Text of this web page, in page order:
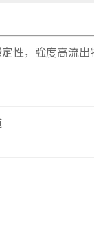
性，強度高流